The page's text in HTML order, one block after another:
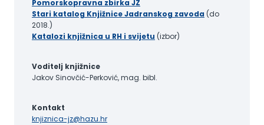
Pomorskopravna zbirka JZ
Stari katalog Knjižnice Jadranskog zavoda (do
2018.)
Katalozi knjižnica u RH i svijetu (izbor)
Voditelj knjižnice
Jakov Sinovčić-Perković, mag. bibl.
Kontakt
knjiznica-jz@hazu.hr